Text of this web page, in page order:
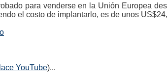
para venderse en la Unión Europea
el costo de implantarlo, es de unos
YouTube)...